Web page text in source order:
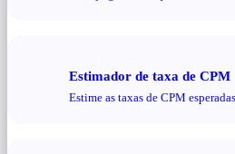
Estimador de taxa de CPM
Estime as taxas de CPM